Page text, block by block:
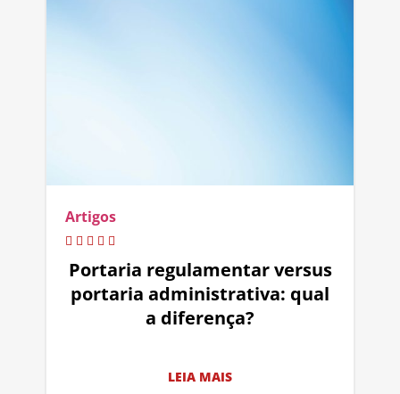
Artigos
Portaria regulamentar versus
portaria administrativa: qual
a diferença?
LEIA MAIS